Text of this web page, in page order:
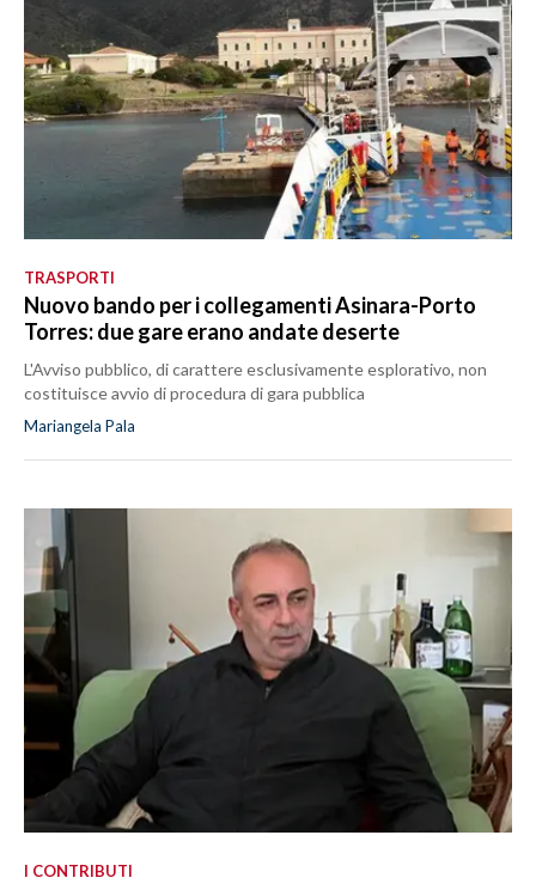
TRASPORTI
Nuovo bando per i collegamenti Asinara-Porto
Torres: due gare erano andate deserte
L'Avviso pubblico, di carattere esclusivamente esplorativo, non
costituisce avvio di procedura di gara pubblica
Mariangela Pala
I CONTRIBUTI